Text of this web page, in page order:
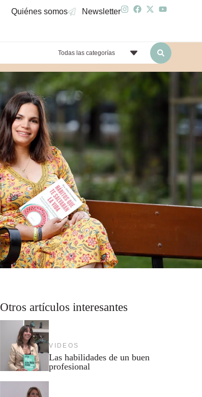
Quiénes somos Newsletter
Todas las categorías
Otros artículos interesantes
VIDEOS
Las habilidades de un buen
profesional